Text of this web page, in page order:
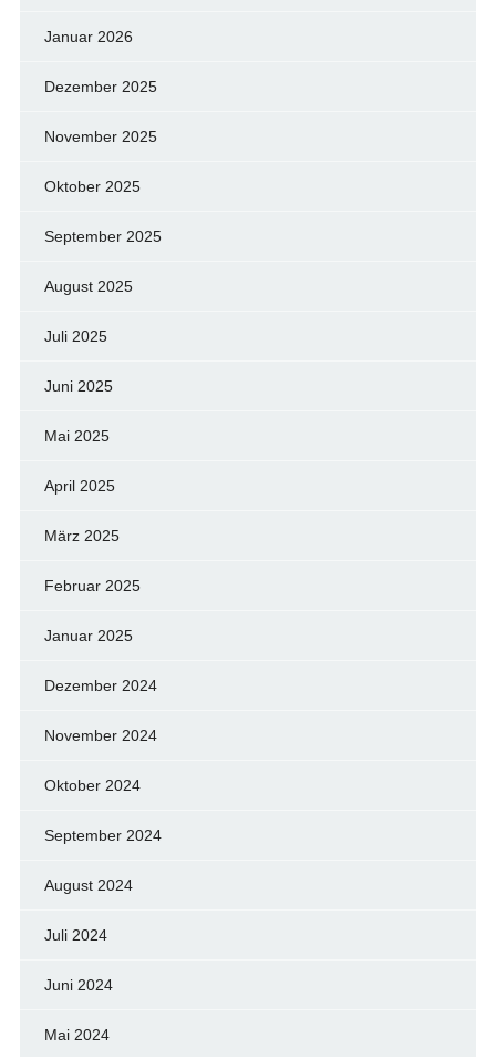
Januar 2026
Dezember 2025
November 2025
Oktober 2025
September 2025
August 2025
Juli 2025
Juni 2025
Mai 2025
April 2025
März 2025
Februar 2025
Januar 2025
Dezember 2024
November 2024
Oktober 2024
September 2024
August 2024
Juli 2024
Juni 2024
Mai 2024